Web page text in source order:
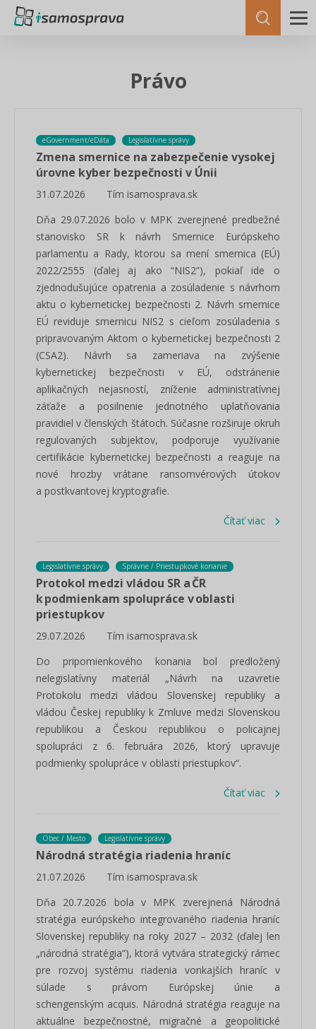
Právo
eGovernment/eDáta Legislatívne správy
Zmena smernice na zabezpečenie vysokej
úrovne kyber bezpečnosti v Únii
31.07.2026
Tím isamosprava.sk
Dňa 29.07.2026 bolo v MPK zverejnené predbežné
stanovisko SR k návrh Smernice Európskeho
parlamentu a Rady, ktorou sa mení smernica (EÚ)
2022/2555 (ďalej aj ako “NIS2”), pokiaľ ide o
zjednodušujúce opatrenia a zosúladenie s návrhom
aktu o kybernetickej bezpečnosti 2. Návrh smernice
EÚ reviduje smernicu NIS2 s cieľom zosúladenia s
pripravovaným Aktom o kybernetickej bezpečnosti 2
(CSA2). Návrh sa zameriava na zvýšenie
kybernetickej bezpečnosti v EÚ, odstránenie
aplikačných nejasností, zníženie administratívnej
záťaže a posilnenie jednotného uplatňovania
pravidiel v členských štátoch. Súčasne rozširuje okruh
regulovaných subjektov, podporuje využívanie
certifikácie kybernetickej bezpečnosti a reaguje na
nové hrozby vrátane ransomvérových útokov
a postkvantovej kryptografie.
Čítať viac
Legislatívne správy Správne / Priestupkové konanie
Protokol medzi vládou SR a ČR
k podmienkam spolupráce v oblasti
priestupkov
29.07.2026
Tím isamosprava.sk
Do pripomienkového konania bol predložený
nelegislatívny materiál „Návrh na uzavretie
Protokolu medzi vládou Slovenskej republiky a
vládou Českej republiky k Zmluve medzi Slovenskou
republikou a Českou republikou o policajnej
spolupráci z 6. februára 2026, ktorý upravuje
podmienky spolupráce v oblasti priestupkov“.
Čítať viac
Obec / Mesto Legislatívne správy
Národná stratégia riadenia hraníc
21.07.2026
Tím isamosprava.sk
Dňa 20.7.2026 bola v MPK zverejnená Národná
stratégia európskeho integrovaného riadenia hraníc
Slovenskej republiky na roky 2027 – 2032 (ďalej len
„národná stratégia“), ktorá vytvára strategický rámec
pre rozvoj systému riadenia vonkajších hraníc v
súlade s právom Európskej únie a
schengenským acquis. Národná stratégia reaguje na
aktuálne bezpečnostné, migračné a geopolitické